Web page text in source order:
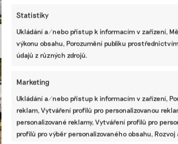
Statistiky
Ukládání a/nebo přístup k informacím v zařízení,
výkonu obsahu, Porozumění publiku
údajů z různých zdrojů.
Marketing
Ukládání a/nebo přístup k informacím v zařízení,
reklam, Vytváření profilů pro personalizovanou
personalizované reklamy, Vytváření profilů pro
profilů pro výběr personalizovaného obsahu,
13. července 2026 | ESG | Agrofert, anketa nefinanční
SBTi
Ekonews se v anketě mezi
ptají, jaké má jejich podnikání dopad
prostředí a jaké mají zkušenosti s
nefinančních zpráv. Za obchodní